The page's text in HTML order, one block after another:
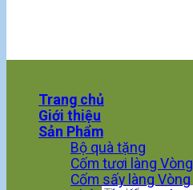
Trang chủ
Giới thiệu
Sản Phẩm
Bộ quà tặng
Cốm tươi làng Vòng
Cốm sấy làng Vòng